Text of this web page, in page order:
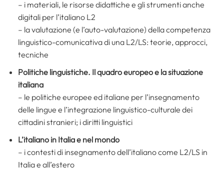
– i materiali, le risorse didattiche e gli strumenti anche
digitali per l’italiano L2
– la valutazione (e l’auto-valutazione) della competenza
linguistico-comunicativa di una L2/LS: teorie, approcci,
tecniche
Politiche linguistiche. Il quadro europeo e la situazione
italiana
– le politiche europee ed italiane per l’insegnamento
delle lingue e l’integrazione linguistico-culturale dei
cittadini stranieri; i diritti linguistici
L’italiano in Italia e nel mondo
– i contesti di insegnamento dell’italiano come L2/LS in
Italia e all’estero